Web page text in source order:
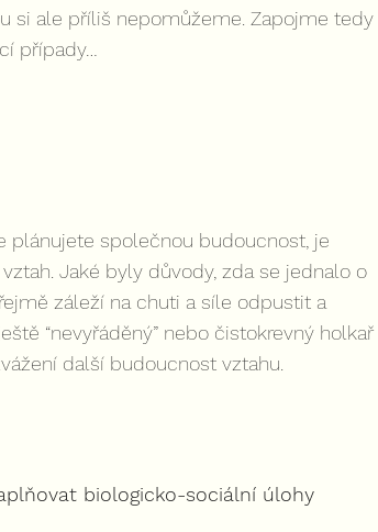
si ale příliš nepomůžeme. Zapojme tedy
případy…
plánujete společnou budoucnost, je
Jaké byly důvody, zda se jednalo o
záleží na chuti a síle odpustit a
“nevyřáděný” nebo čistokrevný holkař
další budoucnost vztahu.
biologicko-sociální úlohy